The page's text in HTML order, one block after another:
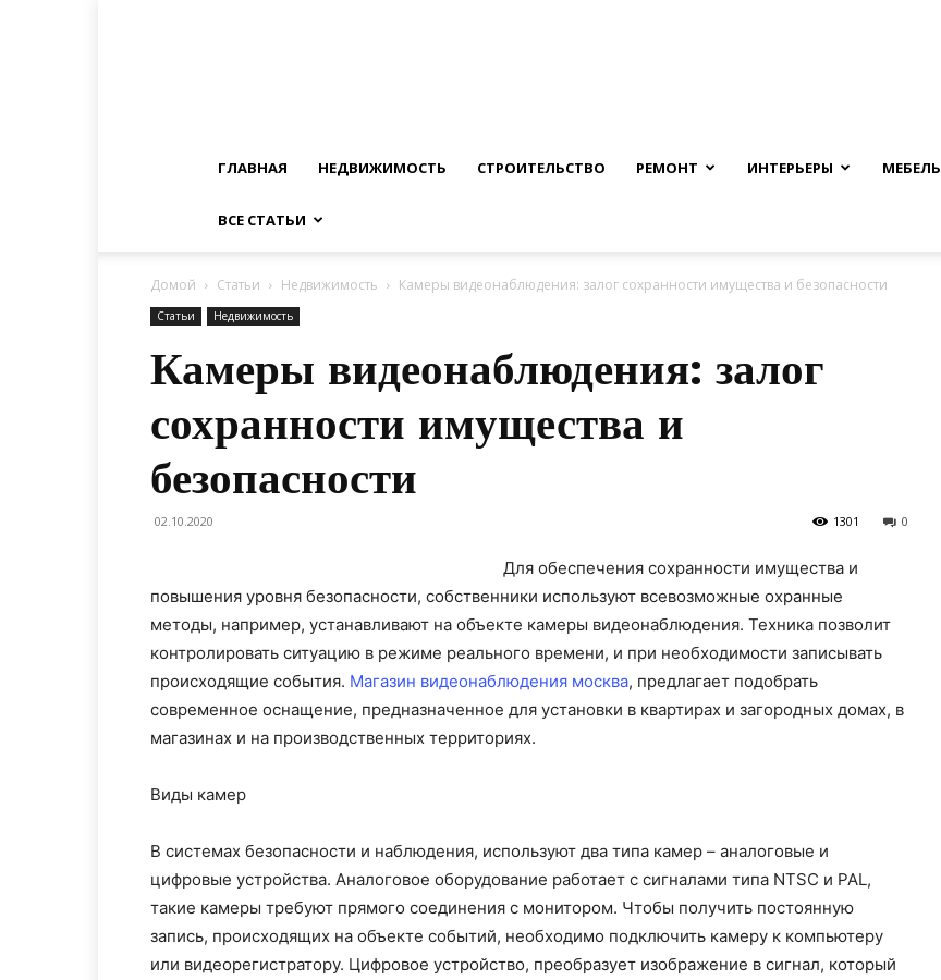
ГЛАВНАЯ НЕДВИЖИМОСТЬ СТРОИТЕЛЬСТВО РЕМОНТ ИНТЕРЬЕРЫ МЕБЕЛЬ
ВСЕ СТАТЬИ
Домой Статьи Недвижимость Камеры видеонаблюдения: залог сохранности имущества и безопасности
Статьи Недвижимость
Камеры видеонаблюдения: залог
сохранности имущества и
безопасности
02.10.2020 0
1301
Для обеспечения сохранности имущества и
повышения уровня безопасности, собственники используют всевозможные охранные
методы, например, устанавливают на объекте камеры видеонаблюдения. Техника позволит
контролировать ситуацию в режиме реального времени, и при необходимости записывать
происходящие события. Магазин видеонаблюдения москва, предлагает подобрать
современное оснащение, предназначенное для установки в квартирах и загородных домах, в
магазинах и на производственных территориях.
Виды камер
В системах безопасности и наблюдения, используют два типа камер – аналоговые и
цифровые устройства. Аналоговое оборудование работает с сигналами типа NTSC и PAL,
такие камеры требуют прямого соединения с монитором. Чтобы получить постоянную
запись, происходящих на объекте событий, необходимо подключить камеру к компьютеру
или видеорегистратору. Цифровое устройство, преобразует изображение в сигнал, который